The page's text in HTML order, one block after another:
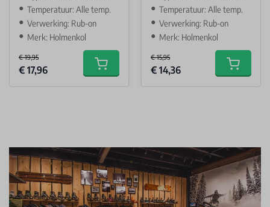
Temperatuur: Alle temp.
Verwerking: Rub-on
Merk: Holmenkol
€ 19,95
Special Price
€ 17,96 Add to cart
Temperatuur: Alle temp.
Verwerking: Rub-on
Merk: Holmenkol
€ 15,95
Special Price
€ 14,36 Add to